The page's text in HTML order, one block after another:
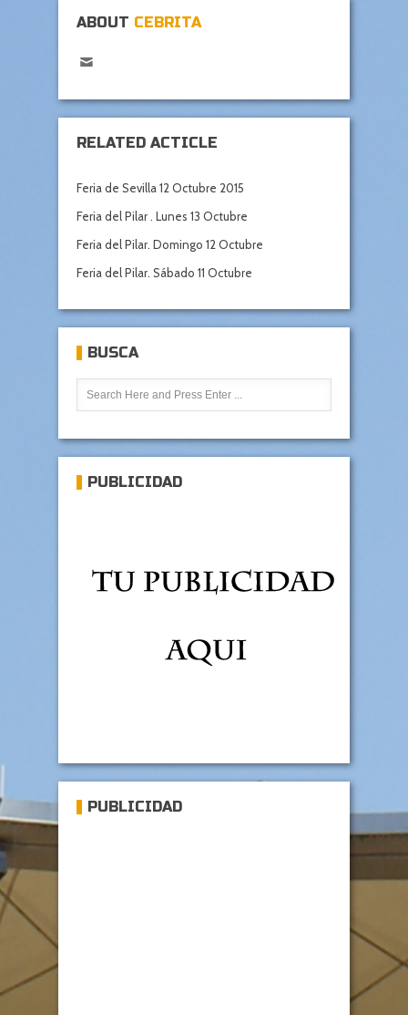
ABOUT CEBRITA
RELATED ACTICLE
Feria de Sevilla 12 Octubre 2015
Feria del Pilar . Lunes 13 Octubre
Feria del Pilar. Domingo 12 Octubre
Feria del Pilar. Sábado 11 Octubre
BUSCA
PUBLICIDAD
PUBLICIDAD